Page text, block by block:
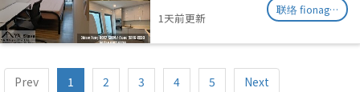
1天前更新
联络 fionag@transinex.com.sg
Prev 1 2 3 4 5 Next